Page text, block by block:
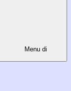
Menu di